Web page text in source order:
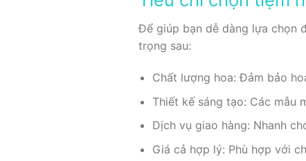
Để giúp bạn dễ dàng lựa chọn
trọng sau:
Chất lượng hoa: Đảm bảo
Thiết kế sáng tạo: Các mẫu
Dịch vụ giao hàng: Nhanh
Giá cả hợp lý: Phù hợp với